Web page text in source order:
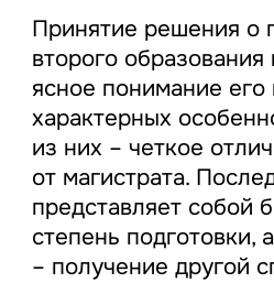
Принятие решения о
второго образования
ясное понимание его
характерных
из них – четкое
от магистрата.
представляет собой
степень подготовки,
– получение другой